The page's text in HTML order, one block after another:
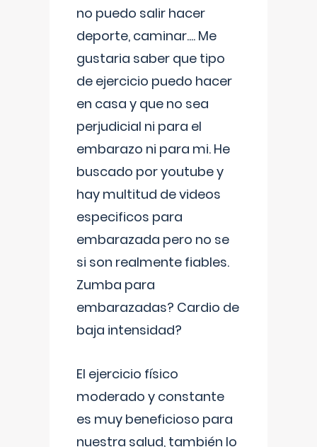
no puedo salir hacer
deporte, caminar.... Me
gustaria saber que tipo
de ejercicio puedo hacer
en casa y que no sea
perjudicial ni para el
embarazo ni para mi. He
buscado por youtube y
hay multitud de videos
especificos para
embarazada pero no se
si son realmente fiables.
Zumba para
embarazadas? Cardio de
baja intensidad?
El ejercicio físico
moderado y constante
es muy beneficioso para
nuestra salud, también lo